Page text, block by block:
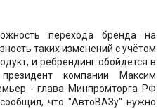
перехода бренда на
таких изменений с учётом
и ребрендинг обойдётся в
компании Максим
- глава Минпромторга РФ
что "АвтоВАЗу" нужно